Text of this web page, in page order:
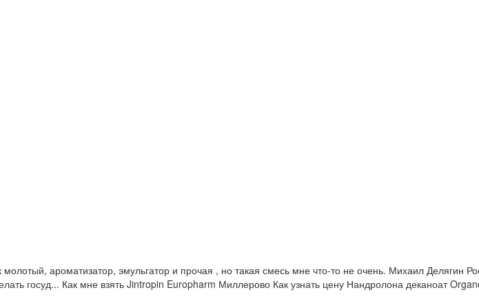
ароматизатор, эмульгатор и прочая , но такая смесь мне что-то не очень. Михаил Делягин
госуд... Как мне взять Jintropin Europharm Миллерово Как узнать цену Нандролона деканоат